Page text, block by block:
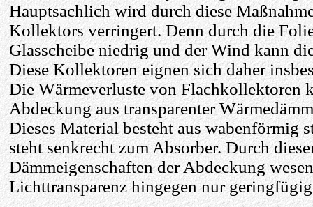
Hauptsachlich wird durch diese
Kollektors verringert. Denn durch die
Glasscheibe niedrig und der Wind kann
Diese Kollektoren eignen sich daher
Die Wärmeverluste von Flachkollektoren
Abdeckung aus transparenter
Dieses Material besteht aus wabenförmig
steht senkrecht zum Absorber. Durch
Dämmeigenschaften der Abdeckung
Lichttransparenz hingegen nur